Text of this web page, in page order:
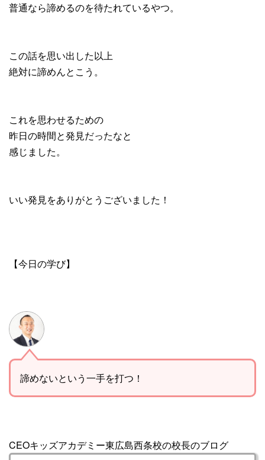
普通なら諦めるのを待たれているやつ。
この話を思い出した以上
絶対に諦めんとこう。
これを思わせるための
昨日の時間と発見だったなと
感じました。
いい発見をありがとうございました！
【今日の学び】
諦めないという一手を打つ！
CEOキッズアカデミー東広島西条校の校長のブログ